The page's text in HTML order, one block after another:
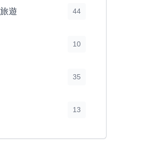
遊 44
10
35
13